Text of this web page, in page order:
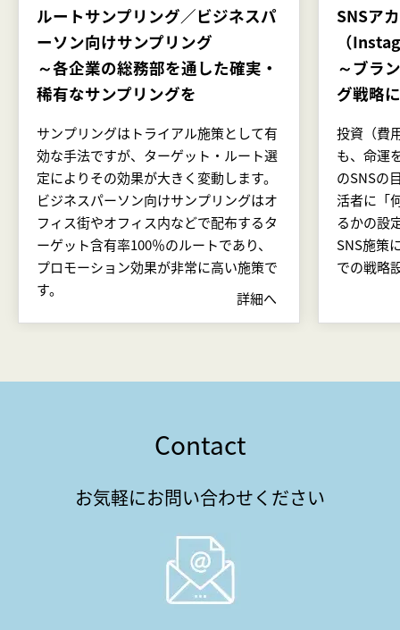
ルートサンプリング／ビジネスパ
ーソン向けサンプリング
～各企業の総務部を通した確実・
稀有なサンプリングを
サンプリングはトライアル施策として有
効な手法ですが、ターゲット・ルート選
定によりその効果が大きく変動します。
ビジネスパーソン向けサンプリングはオ
フィス街やオフィス内などで配布するタ
ーゲット含有率100％のルートであり、
プロモーション効果が非常に高い施策で
す。
詳細へ
SNSア
（
～ブラ
グ戦略
投資（費
も、命運
のSNSの
活者に「
るかの設
SNS施策
での戦略
Contact
お気軽にお問い合わせください